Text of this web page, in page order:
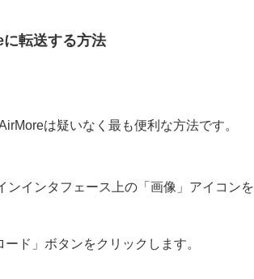
転送する方法
は疑いなく最も便利な方法です。
ンインタフェース上の「画像」アイコンを
ド」ボタンをクリックします。